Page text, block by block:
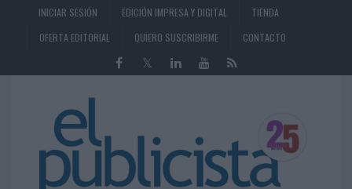
INICIAR SESIÓN EDICIÓN IMPRESA Y DIGITAL
TIENDA
OFERTA EDITORIAL
QUIERO SUSCRIBIRME CONTACTO